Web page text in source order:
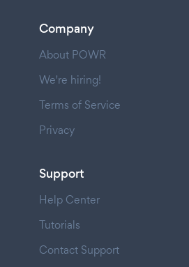
Company
About POWR
We're hiring!
Terms of Service
Privacy
Support
Help Center
Tutorials
Contact Support